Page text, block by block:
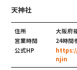
天神社
住所
大阪府
営業時間
24時
公式HP
njin